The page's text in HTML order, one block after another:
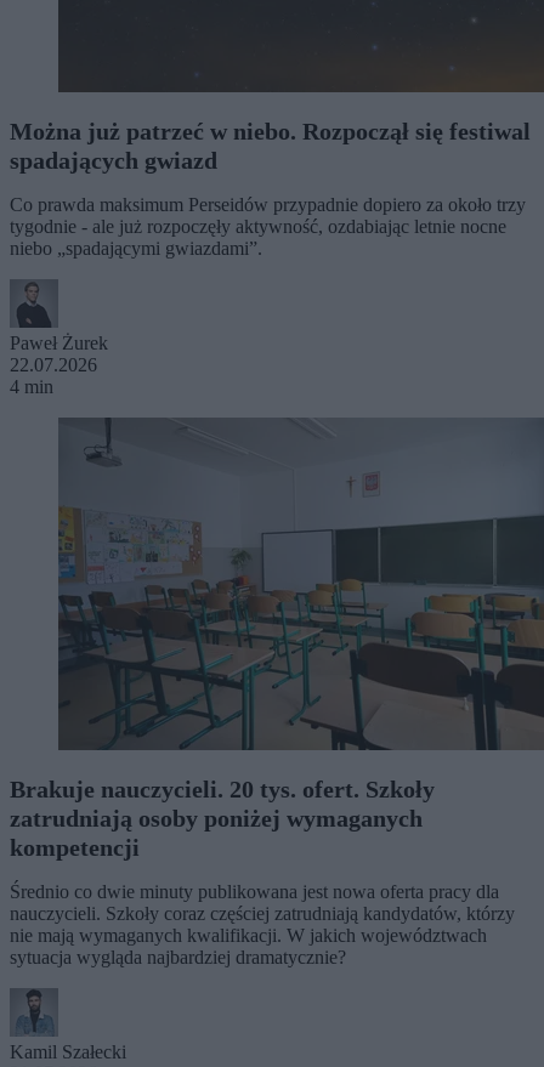
Można już patrzeć w niebo. Rozpoczął się festiwal
spadających gwiazd
Co prawda maksimum Perseidów przypadnie dopiero za około trzy
tygodnie - ale już rozpoczęły aktywność, ozdabiając letnie nocne
niebo „spadającymi gwiazdami”.
Paweł Żurek
22.07.2026
4 min
Brakuje nauczycieli. 20 tys. ofert. Szkoły
zatrudniają osoby poniżej wymaganych
kompetencji
Średnio co dwie minuty publikowana jest nowa oferta pracy dla
nauczycieli. Szkoły coraz częściej zatrudniają kandydatów, którzy
nie mają wymaganych kwalifikacji. W jakich województwach
sytuacja wygląda najbardziej dramatycznie?
Kamil Szałecki